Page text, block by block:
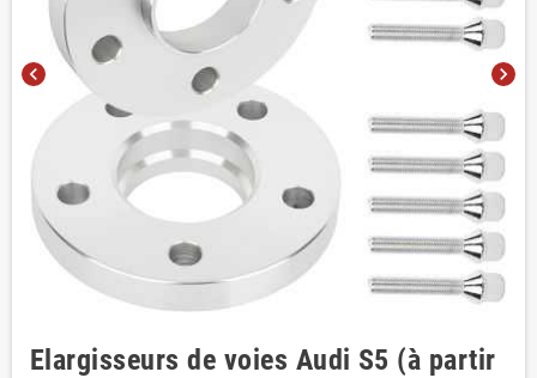
chevron_left chevron_right
Elargisseurs de voies Audi S5 (à partir